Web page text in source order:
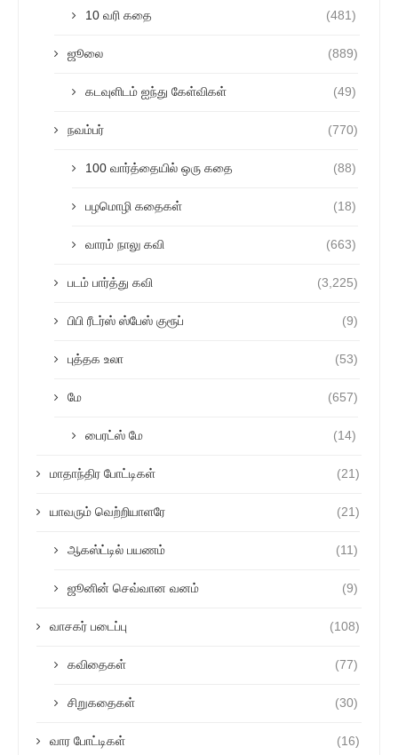
10 வரி கதை (481)
ஜூலை (889)
கடவுளிடம் ஐந்து கேள்விகள் (49)
நவம்பர் (770)
100 வார்த்தையில் ஒரு கதை (88)
பழமொழி கதைகள் (18)
வாரம் நாலு கவி (663)
படம் பார்த்து கவி (3,225)
பிபி ரீடர்ஸ் ஸ்பேஸ் குரூப் (9)
புத்தக உலா (53)
மே (657)
பைரட்ஸ் மே (14)
மாதாந்திர போட்டிகள் (21)
யாவரும் வெற்றியாளரே (21)
ஆகஸ்ட்டில் பயணம் (11)
ஜூனின் செவ்வான வனம் (9)
வாசகர் படைப்பு (108)
கவிதைகள் (77)
சிறுகதைகள் (30)
வார போட்டிகள் (16)